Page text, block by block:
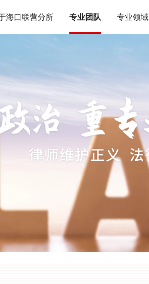
海口联营分所 专业团队 专业领域